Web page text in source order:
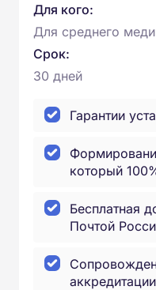
Для кого:
Для среднего
Срок:
30 дней
Гарантии
который
Бесплатная
Почтой